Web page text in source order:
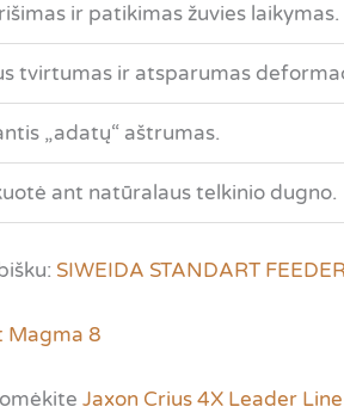
ir patikimas žuvies laikymas.
tvirtumas ir atsparumas
„adatų“ aštrumas.
ant natūralaus telkinio dugno.
SIWEIDA STANDART
Magma 8
Jaxon Crius 4X Leader Line